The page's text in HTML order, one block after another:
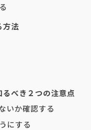
方法
べき２つの注意点
いか確認する
にする